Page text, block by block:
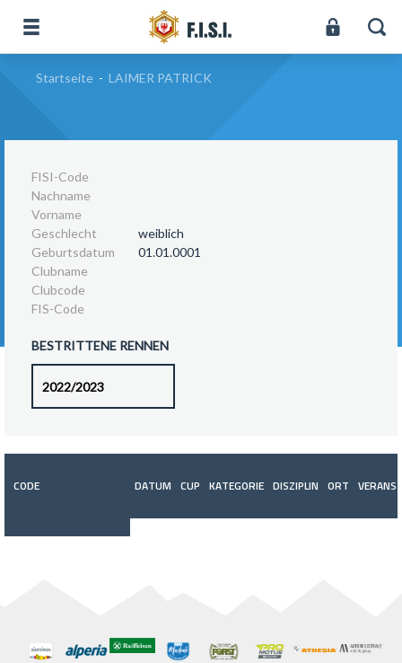
Startseite - LAIMER PATRICK
FISI-Code
Nachname
Vorname
Geschlecht
weiblich
Geburtsdatum
01.01.0001
Clubname
Clubcode
FIS-Code
BESTRITTENE RENNEN
CODE DATUM CUP KATEGORIE DISZIPLIN ORT